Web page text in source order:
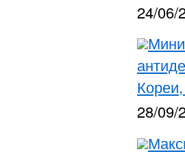
24/06/
28/09/